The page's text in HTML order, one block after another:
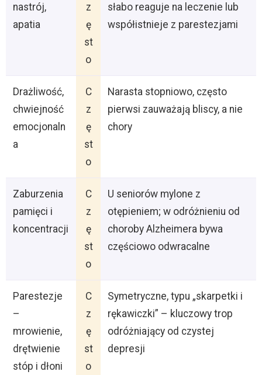
nastrój,
apatia
z
ę
st
o
słabo reaguje na leczenie lub
współistnieje z parestezjami
Drażliwość,
chwiejność
emocjonaln
a
C
z
ę
st
o
Narasta stopniowo, często
pierwsi zauważają bliscy, a nie
chory
Zaburzenia
pamięci i
koncentracji
C
z
ę
st
o
U seniorów mylone z
otępieniem; w odróżnieniu od
choroby Alzheimera bywa
częściowo odwracalne
Parestezje
–
mrowienie,
drętwienie
stóp i dłoni
C
z
ę
st
o
Symetryczne, typu „skarpetki i
rękawiczki” – kluczowy trop
odróżniający od czystej
depresji